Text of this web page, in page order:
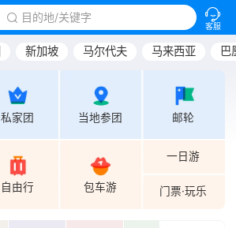
󱪩
客服
 目的地/关键字
新加坡 马尔代夫 马来西亚 巴
私家团 当地参团 邮轮
自由行 包车游
一日游
门票·玩乐